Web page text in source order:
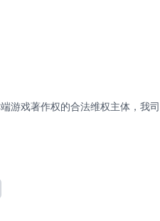
游戏著作权的合法维权主体，我司